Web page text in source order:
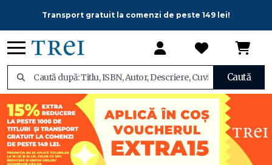
Transport gratuit la comenzi de peste 149 lei!
Caută